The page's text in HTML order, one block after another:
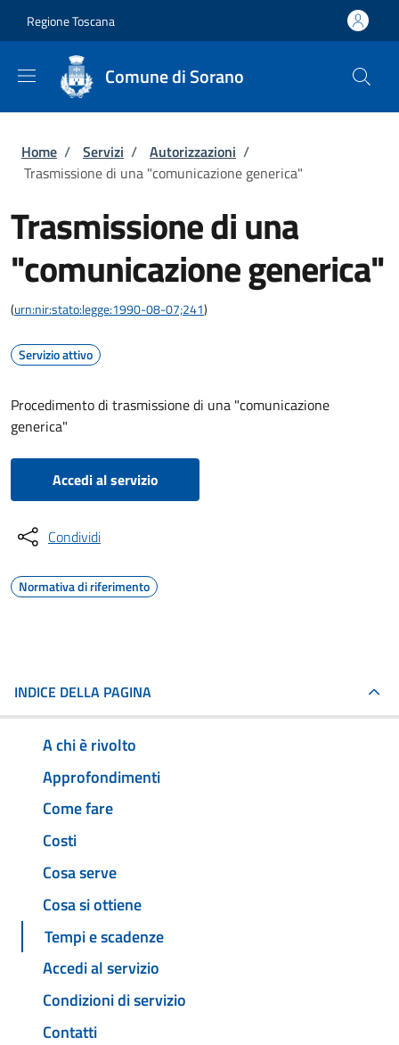
Regione Toscana
Comune di Sorano
Briciole di pane
Home / Servizi / Autorizzazioni /
Trasmissione di una "comunicazione generica"
Trasmissione di una
"comunicazione generica"
(urn:nir:stato:legge:1990-08-07;241)
Servizio attivo
Procedimento di trasmissione di una "comunicazione
generica"
Accedi al servizio
Condividi
Normativa di riferimento
INDICE DELLA PAGINA
A chi è rivolto
Approfondimenti
Come fare
Costi
Cosa serve
Cosa si ottiene
Tempi e scadenze
Accedi al servizio
Condizioni di servizio
Contatti